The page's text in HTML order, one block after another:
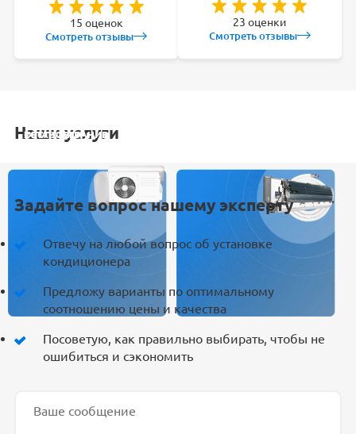
15 оценок
Смотреть отзывы
23 оценки
Смотреть отзывы
Наши услуги
УСТАНОВКА
ОБСЛУЖИВАНИЕ
Задайте вопрос нашему эксперту
Отвечу на любой вопрос об установке
кондиционера
Предложу варианты по оптимальному
соотношению цены и качества
Посоветую, как правильно выбирать, чтобы не
ошибиться и сэкономить